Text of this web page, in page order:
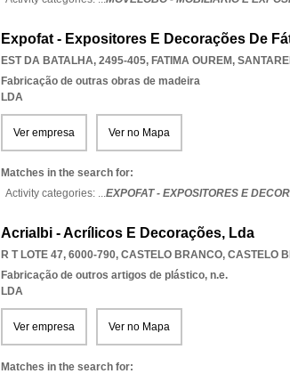
Expofat - Expositores E Decorações De
EST DA BATALHA, 2495-405, FATIMA OUREM,
Fabricação de outras obras de madeira
LDA
Ver empresa Ver no Mapa
Matches in the search for:
Activity categories: ...EXPOFAT - EXPOSITORES E
Acrialbi - Acrílicos E Decorações, Lda
R T LOTE 47, 6000-790, CASTELO BRANCO, CASTELO
Fabricação de outros artigos de plástico, n.e.
LDA
Ver empresa Ver no Mapa
Matches in the search for: